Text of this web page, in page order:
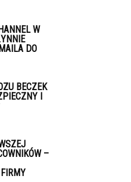
W
DO
BECZEK
I
–